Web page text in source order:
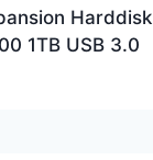
Harddisk
1TB USB 3.0